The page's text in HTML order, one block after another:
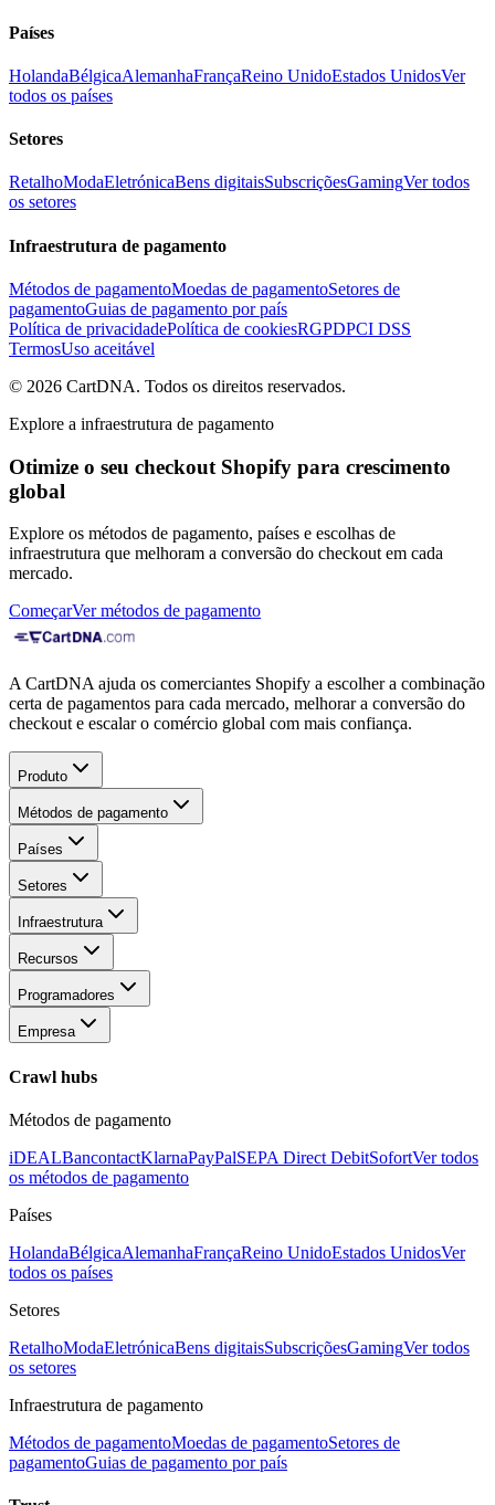
Países
HolandaBélgicaAlemanhaFrançaReino UnidoEstados UnidosVer
todos os países
Setores
RetalhoModaEletrónicaBens digitaisSubscriçõesGamingVer todos
os setores
Infraestrutura de pagamento
Métodos de pagamentoMoedas de pagamentoSetores de
pagamentoGuias de pagamento por país
Política de privacidadePolítica de cookiesRGPDPCI DSS
TermosUso aceitável
© 2026 CartDNA. Todos os direitos reservados.
Explore a infraestrutura de pagamento
Otimize o seu checkout Shopify para crescimento
global
Explore os métodos de pagamento, países e escolhas de
infraestrutura que melhoram a conversão do checkout em cada
mercado.
ComeçarVer métodos de pagamento
A CartDNA ajuda os comerciantes Shopify a escolher a combinação
certa de pagamentos para cada mercado, melhorar a conversão do
checkout e escalar o comércio global com mais confiança.
Produto
Métodos de pagamento
Países
Setores
Infraestrutura
Recursos
Programadores
Empresa
Crawl hubs
Métodos de pagamento
iDEALBancontactKlarnaPayPalSEPA Direct DebitSofortVer todos
os métodos de pagamento
Países
HolandaBélgicaAlemanhaFrançaReino UnidoEstados UnidosVer
todos os países
Setores
RetalhoModaEletrónicaBens digitaisSubscriçõesGamingVer todos
os setores
Infraestrutura de pagamento
Métodos de pagamentoMoedas de pagamentoSetores de
pagamentoGuias de pagamento por país